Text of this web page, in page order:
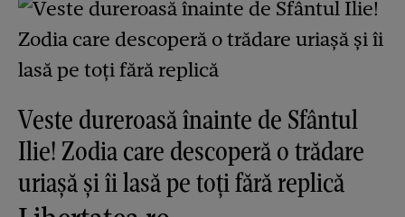
Veste dureroasă înainte de Sfântul
Ilie! Zodia care descoperă o trădare
uriașă și îi lasă pe toți fără replică